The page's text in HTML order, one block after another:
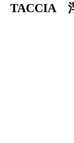
TACCIA
浮世絵の色か